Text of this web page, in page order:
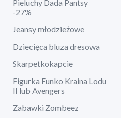
Pieluchy Dada Pantsy
-27%
Jeansy młodzieżowe
Dziecięca bluza dresowa
Skarpetkokapcie
Figurka Funko Kraina Lodu
II lub Avengers
Zabawki Zombeez